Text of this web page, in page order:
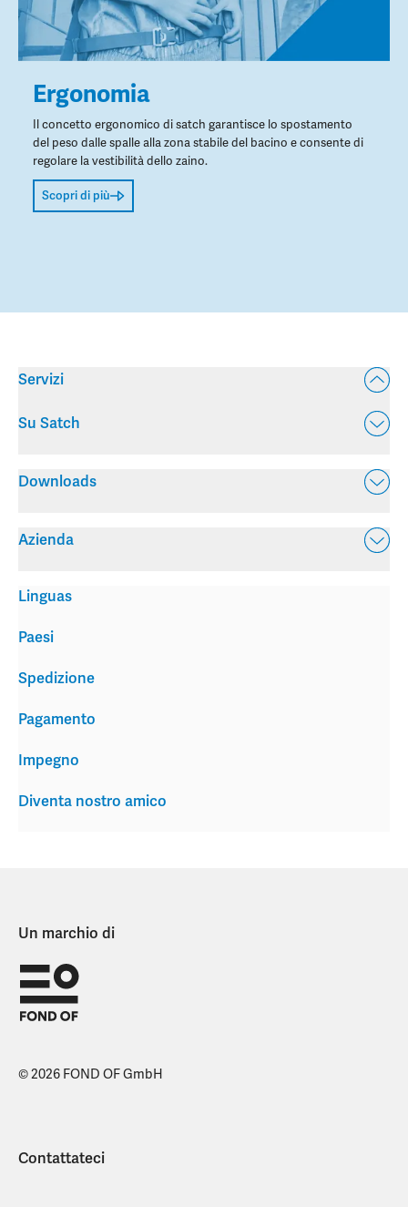
Ergonomia
Il concetto ergonomico di satch garantisce lo spostamento
del peso dalle spalle alla zona stabile del bacino e consente di
regolare la vestibilità dello zaino.
Scopri di più
Servizi
Su Satch
Downloads
Azienda
Spedizione
Pagamento
Impegno
Diventa nostro amico
Linguas
Paesi
Un marchio di
© 2026 FOND OF GmbH
Contattateci